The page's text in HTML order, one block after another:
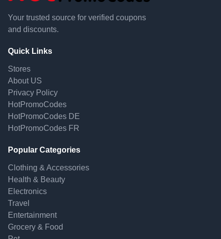
Your trusted source for verified coupons
and discounts.
Quick Links
Stores
About US
Privacy Policy
HotPromoCodes
HotPromoCodes DE
HotPromoCodes FR
Popular Categories
Clothing & Accessories
Health & Beauty
Electronics
Travel
Entertainment
Grocery & Food